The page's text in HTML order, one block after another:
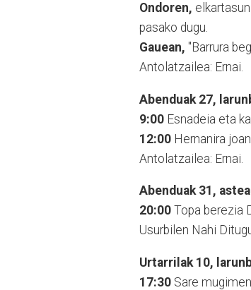
Ondoren,
pasako dugu.
Gauean, "Barrura
Antolatzailea: Ernai.
Abenduak 27,
9:00 Esnadeia eta
12:00 Hernanira
Antolatzailea: Ernai.
Abenduak 31,
20:00 Topa berezia
Usurbilen Nahi
Urtarrilak 10,
17:30 Sare